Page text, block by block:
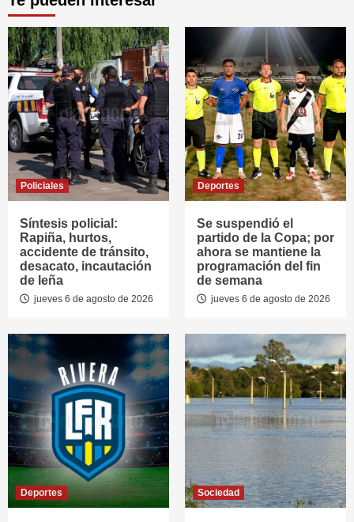
Policiales
Síntesis policial:
Rapiña, hurtos,
accidente de tránsito,
desacato, incautación
de leña
jueves 6 de agosto de 2026
Deportes
Se suspendió el
partido de la Copa; por
ahora se mantiene la
programación del fin
de semana
jueves 6 de agosto de 2026
Deportes Sociedad